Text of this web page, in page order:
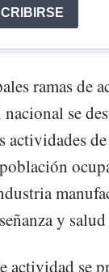
ramas de
se
actividades
y
actividad se